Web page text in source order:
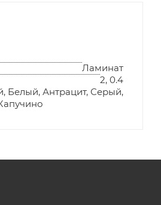
Ламинат
2, 0.4
Белый, Антрацит, Серый,